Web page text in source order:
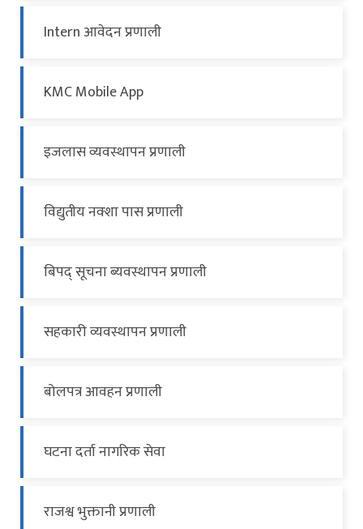
Intern आवेदन प्रणाली
KMC Mobile App
इजलास व्यवस्थापन प्रणाली
विद्युतीय नक्शा पास प्रणाली
बिपद् सूचना ब्यवस्थापन प्रणाली
सहकारी व्यवस्थापन प्रणाली
बोलपत्र आवहन प्रणाली
घटना दर्ता नागरिक सेवा
राजश्व भुक्तानी प्रणाली